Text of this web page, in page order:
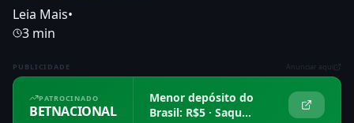
Leia Mais•
3 min
PUBLICIDADE Anunciar aqui
PATROCINADO
BETNACIONAL
Menor depósito do
Brasil: R$5 · Saque